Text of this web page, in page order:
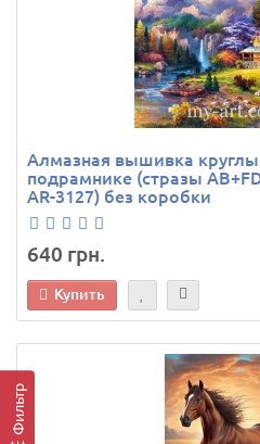
Фильтр
Алмазная вышивка
подрамнике (стразы
AR-3127) без коробки
640 грн.
Купить